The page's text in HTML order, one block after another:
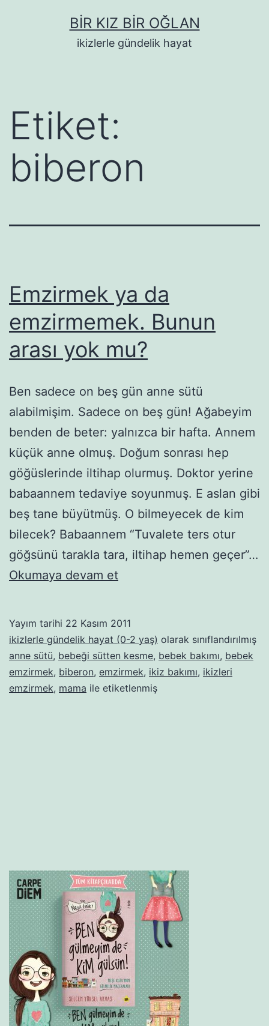
BIR KIZ BIR OĞLAN
ikizlerle gündelik hayat
Etiket:
biberon
Emzirmek ya da
emzirmemek. Bunun
arası yok mu?
Ben sadece on beş gün anne sütü
alabilmişim. Sadece on beş gün! Ağabeyim
benden de beter: yalnızca bir hafta. Annem
küçük anne olmuş. Doğum sonrası hep
göğüslerinde iltihap olurmuş. Doktor yerine
babaannem tedaviye soyunmuş. E aslan gibi
beş tane büyütmüş. O bilmeyecek de kim
bilecek? Babaannem “Tuvalete ters otur
göğsünü tarakla tara, iltihap hemen geçer”…
Okumaya devam etEmzirmek
emzirmemek.
Bunun
arası
Yayım tarihi 22 Kasım 2011
ikizlerle gündelik hayat (0-2 yaş) olarak sınıflandırılmış
anne sütü, bebeği sütten kesme, bebek bakımı, bebek
emzirmek, biberon, emzirmek, ikiz bakımı, ikizleri
emzirmek, mama ile etiketlenmiş